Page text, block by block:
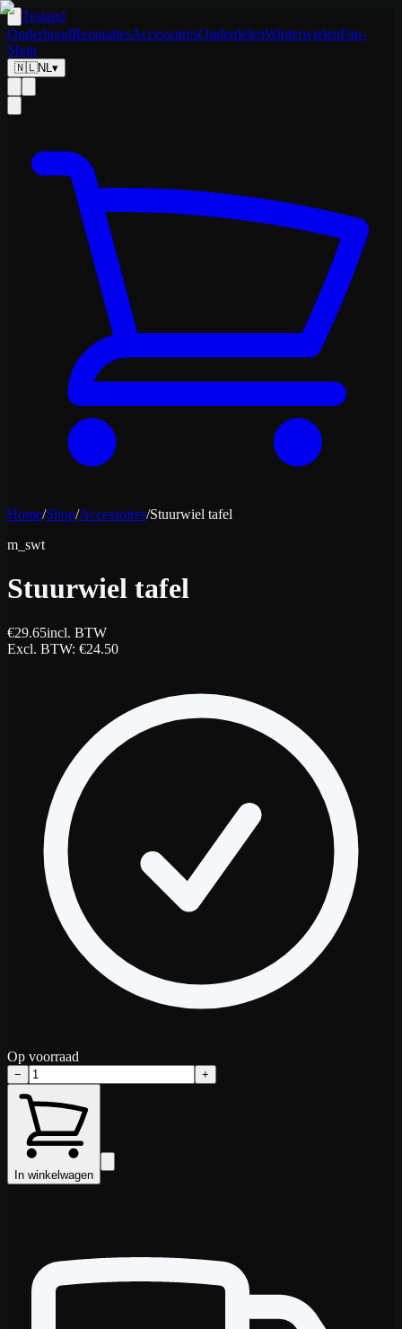
Tesland
OnderhoudReparatiesAccessoiresOnderdelenWinterwielenFan-
Shop
🇳🇱NL▾
Home/Shop/Accessoires/Stuurwiel tafel
m_swt
Stuurwiel tafel
€29.65incl. BTW
Excl. BTW: €24.50
Op voorraad
− +
In winkelwagen